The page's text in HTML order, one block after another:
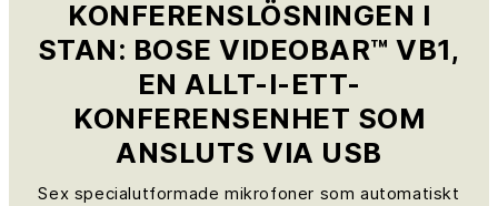
KONFERENSLÖSNINGEN I
STAN: BOSE VIDEOBAR™ VB1,
EN ALLT-I-ETT-
KONFERENSENHET SOM
ANSLUTS VIA USB
Sex specialutformade mikrofoner som automatiskt